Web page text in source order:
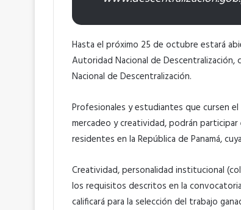
Hasta el próximo 25 de octubre estará
Autoridad Nacional de Descentralización,
Nacional de Descentralización.
Profesionales y estudiantes que cursen
mercadeo y creatividad, podrán
residentes en la República de Panamá,
Creatividad, personalidad institucional
los requisitos descritos en la
calificará para la selección del trabajo